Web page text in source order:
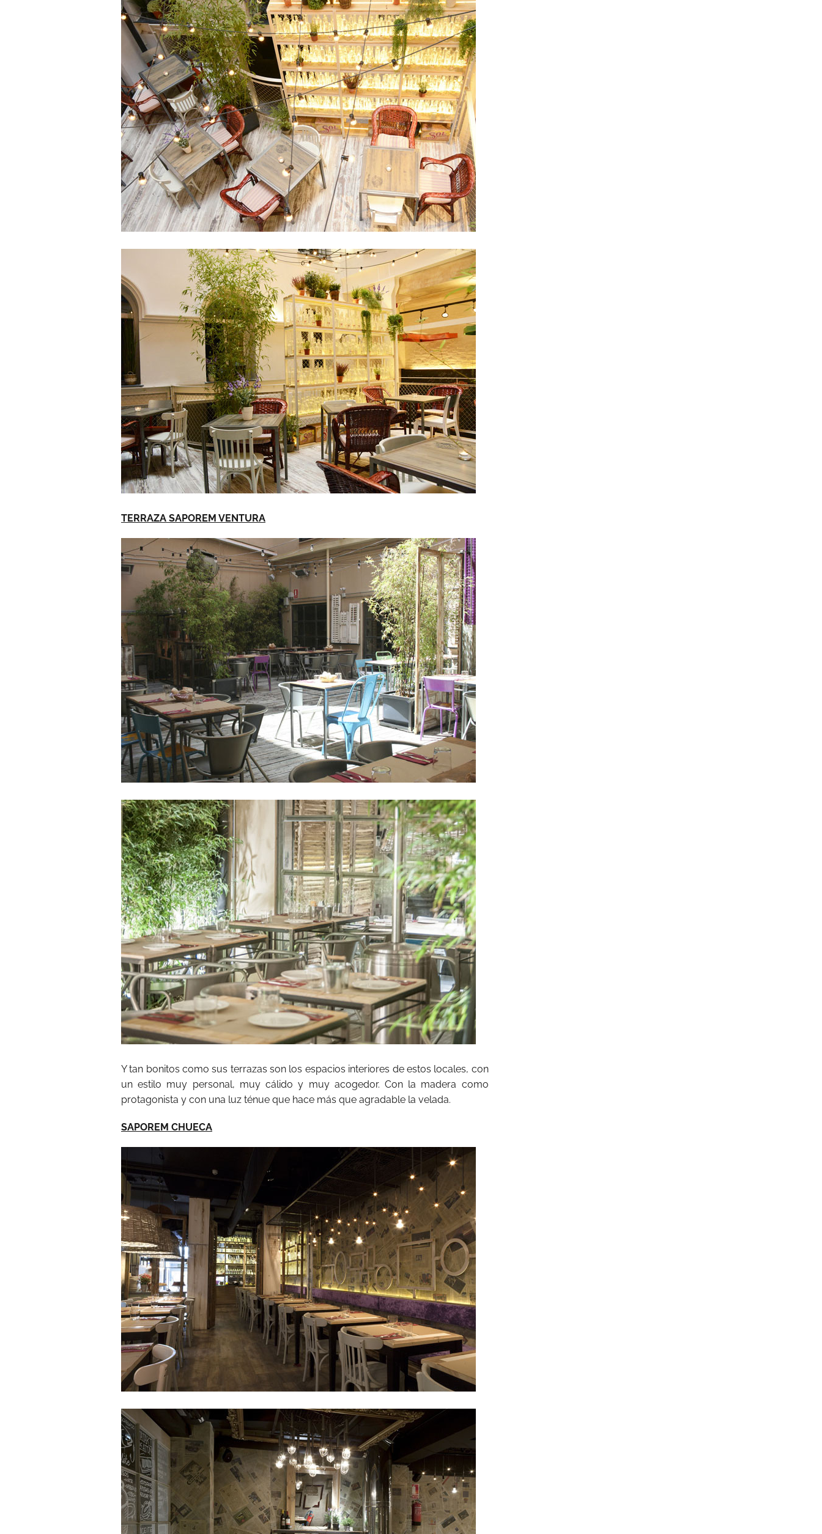
TERRAZA SAPOREM VENTURA
Y tan bonitos como sus terrazas son los espacios interiores de estos locales, con
un estilo muy personal, muy cálido y muy acogedor. Con la madera como
protagonista y con una luz ténue que hace más que agradable la velada.
SAPOREM CHUECA